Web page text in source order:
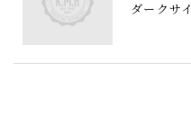
ダークサ